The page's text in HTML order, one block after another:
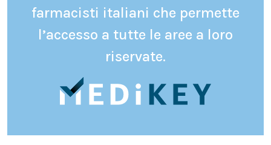
farmacisti italiani che permette
l’accesso a tutte le aree a loro
riservate.